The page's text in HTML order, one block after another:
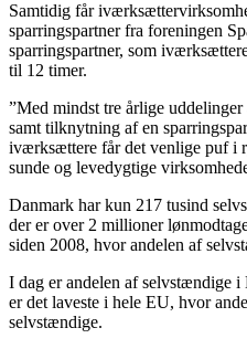
Samtidig får
sparringspartner fra foreningen
sparringspartner, som
til 12 timer.
”Med mindst tre årlige
samt tilknytning af en
iværksættere får det venlige puf i
sunde og levedygtige
Danmark har kun 217 tusind
der er over 2 millioner
siden 2008, hvor andelen af
I dag er andelen af selvstændige
er det laveste i hele EU, hvor
selvstændige.